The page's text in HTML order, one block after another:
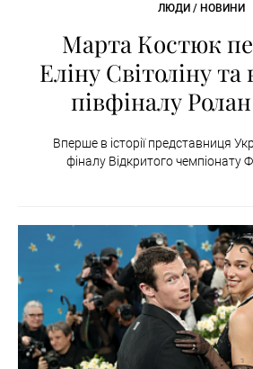
ЛЮДИ / НОВИНИ
Марта Костюк
Еліну Світоліну
півфіналу
Вперше в історії представниця
фіналу Відкритого чемпіонату